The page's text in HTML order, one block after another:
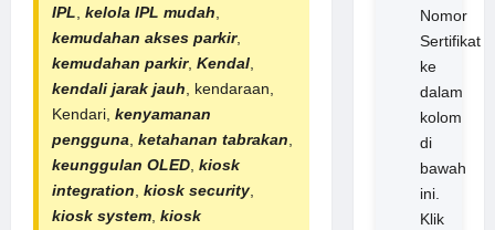
IPL, kelola IPL mudah,
kemudahan akses parkir,
kemudahan parkir, Kendal,
kendali jarak jauh, kendaraan,
Kendari, kenyamanan
pengguna, ketahanan tabrakan,
keunggulan OLED, kiosk
integration, kiosk security,
kiosk system, kiosk
Nomor
Sertifikat
ke
dalam
kolom
di
bawah
ini.
Klik